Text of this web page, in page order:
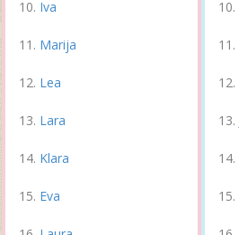
Iva
Marija
Lea
Lara
Klara
Eva